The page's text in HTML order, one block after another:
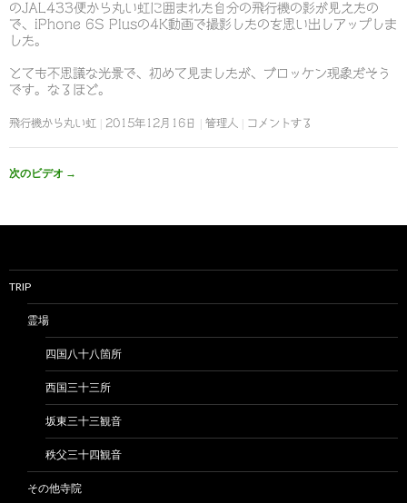
のJAL433便から丸い虹に囲まれた自分の飛行機の影が見えたの
で、iPhone 6S Plusの4K動画で撮影したのを思い出しアップしま
した。
とても不思議な光景で、初めて見ましたが、ブロッケン現象だそう
です。なるほど。
飛行機から丸い虹 2015年12月16日 管理人 コメントする
次のビデオ →
TRIP
霊場
四国八十八箇所
西国三十三所
坂東三十三観音
秩父三十四観音
その他寺院